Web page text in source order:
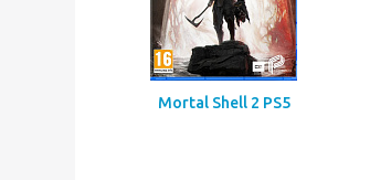
Mortal Shell 2 PS5